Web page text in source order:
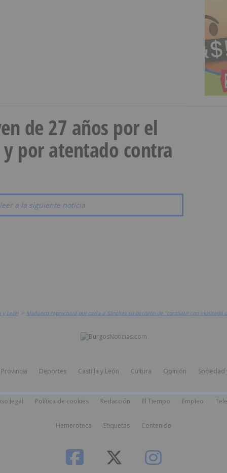
de 27 años por el
por atentado contra
a la siguiente noticia
y León > Mañueco reprochará por carta a Sánchez su decisión de "combatir con inusitada
Provincia Deportes Castilla y León Cultura Opinión Sociedad
legal Política de cookies Redacción El Tiempo Empleo
Hemeroteca Etiquetas Contenido